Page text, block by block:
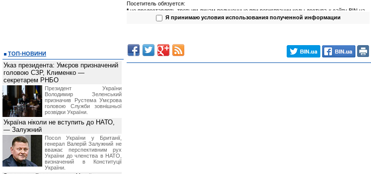
Посетитель обязуется:
*не предоставлять третьим лицам полученные при регистрации коды доступа к сайту BIN.ua
(логин, пароль);
не предоставлять третьим лицам полученную информацию;
Администрация сайта обязуется:
*обеспечить сохранность данных полученных от Посетителя в процессе регистрации;
предоставлять Посетителю запрашиваемую информацию в максимально короткие сроки.
Я принимаю условия использования полученной информации
ТОП-НОВИНИ
Указ президента: Умєров призначений
головою СЗР, Клименко —
секретарем РНБО
Президент України
Володимир Зеленський
призначив Pустема Умєрова
головою Служби зовнішньої
розвідки України.
Україна ніколи не вступить до НАТО,
— Залужний
Посол України у Британії,
генерал Валерій Залужний не
вважає перспективним рух
України до членства в НАТО,
визначений в Конституції
України.